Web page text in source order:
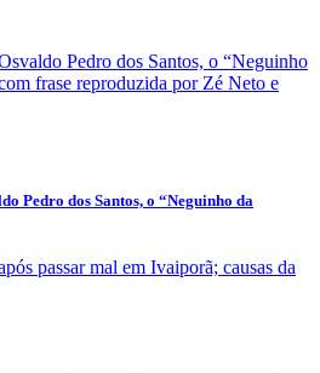
Pedro dos Santos, o “Neguinho da